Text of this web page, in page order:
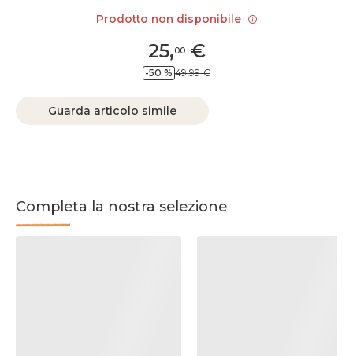
25,00€
-50 % 49,99 €
Guarda articolo simile
Completa la nostra selezione